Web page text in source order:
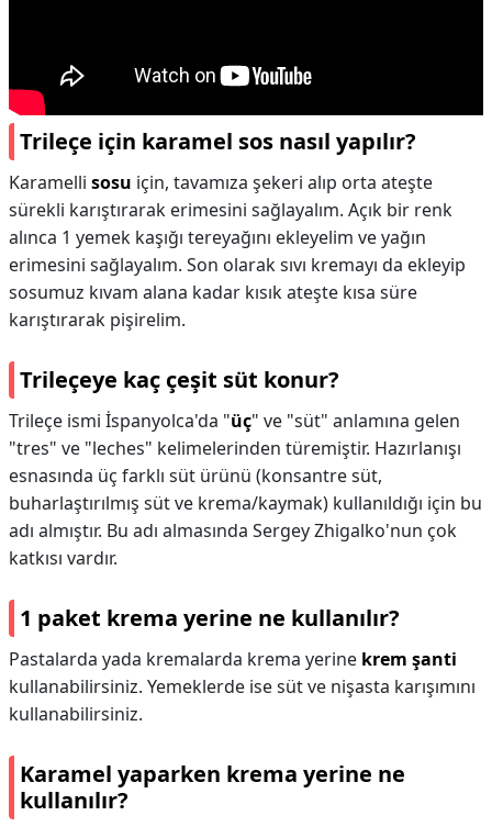
Trileçe için karamel sos nasıl yapılır?
Karamelli sosu için, tavamıza şekeri alıp orta ateşte
sürekli karıştırarak erimesini sağlayalım. Açık bir renk
alınca 1 yemek kaşığı tereyağını ekleyelim ve yağın
erimesini sağlayalım. Son olarak sıvı kremayı da ekleyip
sosumuz kıvam alana kadar kısık ateşte kısa süre
karıştırarak pişirelim.
Trileçeye kaç çeşit süt konur?
Trileçe ismi İspanyolca'da "üç" ve "süt" anlamına gelen
"tres" ve "leches" kelimelerinden türemiştir. Hazırlanışı
esnasında üç farklı süt ürünü (konsantre süt,
buharlaştırılmış süt ve krema/kaymak) kullanıldığı için bu
adı almıştır. Bu adı almasında Sergey Zhigalko'nun çok
katkısı vardır.
1 paket krema yerine ne kullanılır?
Pastalarda yada kremalarda krema yerine krem şanti
kullanabilirsiniz. Yemeklerde ise süt ve nişasta karışımını
kullanabilirsiniz.
Karamel yaparken krema yerine ne
kullanılır?